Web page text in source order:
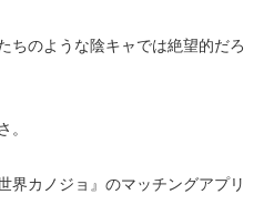
ちのような陰キャでは絶望的だろ
。
カノジョ』のマッチングアプリ